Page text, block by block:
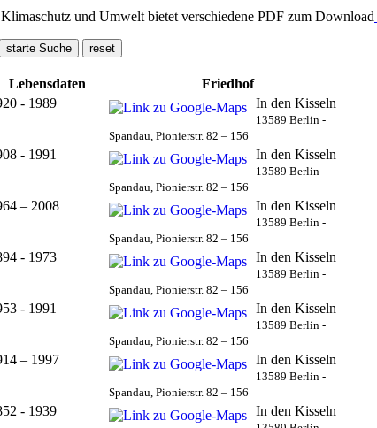
und Umwelt bietet verschiedene PDF zum Download
Lebensdaten
Friedhof
- 1989 In den Kisseln
13589 Berlin -
Spandau, Pionierstr. 82 – 156
- 1991 In den Kisseln
13589 Berlin -
Spandau, Pionierstr. 82 – 156
– 2008 In den Kisseln
13589 Berlin -
Spandau, Pionierstr. 82 – 156
- 1973 In den Kisseln
13589 Berlin -
Spandau, Pionierstr. 82 – 156
- 1991 In den Kisseln
13589 Berlin -
Spandau, Pionierstr. 82 – 156
– 1997 In den Kisseln
13589 Berlin -
Spandau, Pionierstr. 82 – 156
- 1939 In den Kisseln